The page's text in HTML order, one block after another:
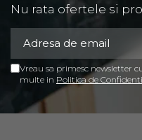
Nu rata ofertele si
Vreau sa primesc newsletter
multe in Politica de